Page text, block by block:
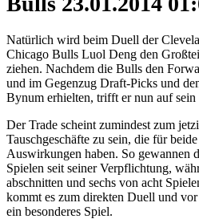
Natürlich wird beim Duell der
Chicago Bulls Luol Deng den
ziehen. Nachdem die Bulls den
und im Gegenzug Draft-Picks und
Bynum erhielten, trifft er nun auf sein
Der Trade scheint zumindest zum
Tauschgeschäfte zu sein, die für
Auswirkungen haben. So gewannen
Spielen seit seiner Verpflichtung,
abschnitten und sechs von acht
kommt es zum direkten Duell und
ein besonderes Spiel.